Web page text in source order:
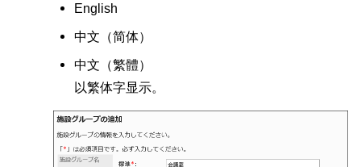
English
中文（简体）
中文（繁體）
以繁体字显示。